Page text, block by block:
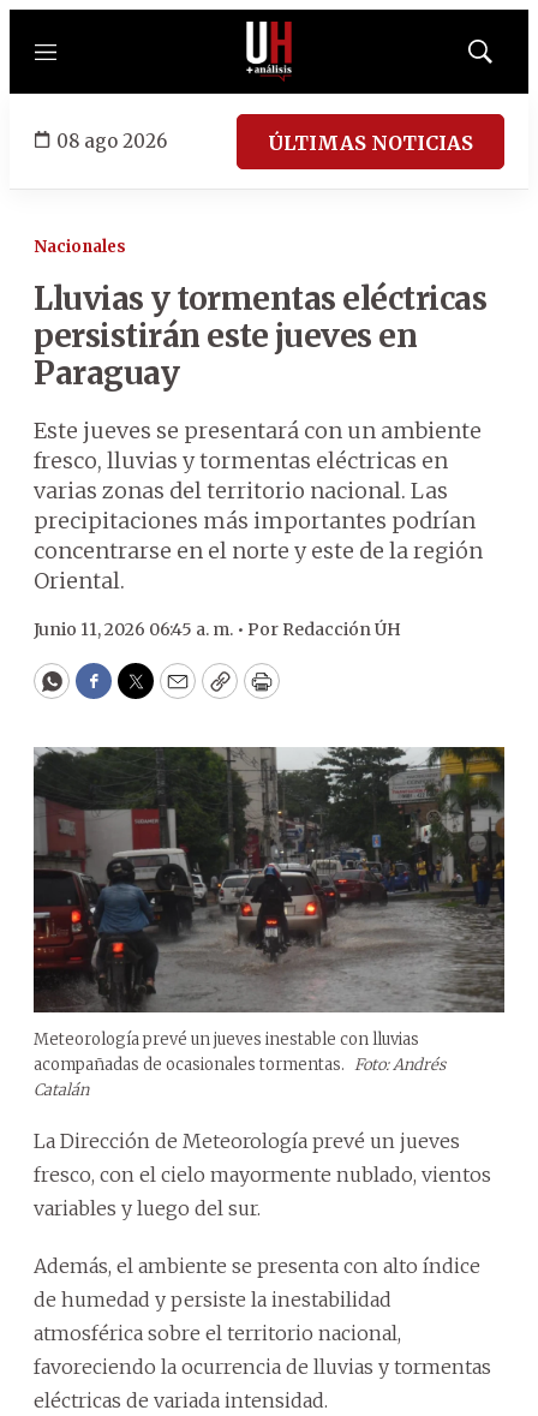
Menú
Mostrar
08 ago 2026 ÚLTIMAS NOTICIAS
Nacionales
Lluvias y tormentas eléctricas
persistirán este jueves en
Paraguay
Este jueves se presentará con un ambiente
fresco, lluvias y tormentas eléctricas en
varias zonas del territorio nacional. Las
precipitaciones más importantes podrían
concentrarse en el norte y este de la región
Oriental.
Junio 11, 2026 06:45 a. m. • Por Redacción ÚH
WhatsApp
Facebook
Twitter
EmailCopyPrint
Meteorología prevé un jueves inestable con lluvias
acompañadas de ocasionales tormentas. Foto: Andrés
Catalán
La Dirección de Meteorología prevé un jueves
fresco, con el cielo mayormente nublado, vientos
variables y luego del sur.
Además, el ambiente se presenta con alto índice
de humedad y persiste la inestabilidad
atmosférica sobre el territorio nacional,
favoreciendo la ocurrencia de lluvias y tormentas
eléctricas de variada intensidad.